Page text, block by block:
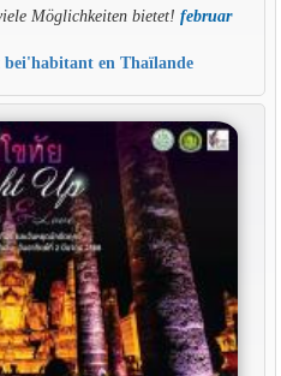
Möglichkeiten bietet! februar
en Thaïlande